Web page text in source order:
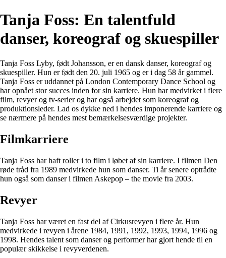
Tanja Foss: En talentfuld
danser, koreograf og skuespiller
Tanja Foss Lyby, født Johansson, er en dansk danser, koreograf og
skuespiller. Hun er født den 20. juli 1965 og er i dag 58 år gammel.
Tanja Foss er uddannet på London Contemporary Dance School og
har opnået stor succes inden for sin karriere. Hun har medvirket i flere
film, revyer og tv-serier og har også arbejdet som koreograf og
produktionsleder. Lad os dykke ned i hendes imponerende karriere og
se nærmere på hendes mest bemærkelsesværdige projekter.
Filmkarriere
Tanja Foss har haft roller i to film i løbet af sin karriere. I filmen Den
røde tråd fra 1989 medvirkede hun som danser. Ti år senere optrådte
hun også som danser i filmen Askepop – the movie fra 2003.
Revyer
Tanja Foss har været en fast del af Cirkusrevyen i flere år. Hun
medvirkede i revyen i årene 1984, 1991, 1992, 1993, 1994, 1996 og
1998. Hendes talent som danser og performer har gjort hende til en
populær skikkelse i revyverdenen.